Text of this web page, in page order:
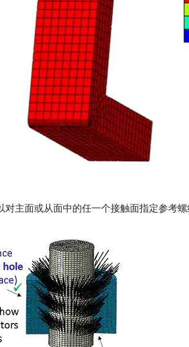
主面或从面中的任一个接触面指定参考